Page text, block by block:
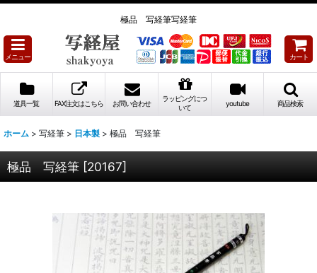
極品 写経筆写経筆
メニュー カート
道具一覧 FAX注文はこちら お問い合わせ
ラッピングにつ
いて
youtube 商品検索
ホーム > 写経筆 > 日本製 > 極品 写経筆
極品 写経筆 [20167]